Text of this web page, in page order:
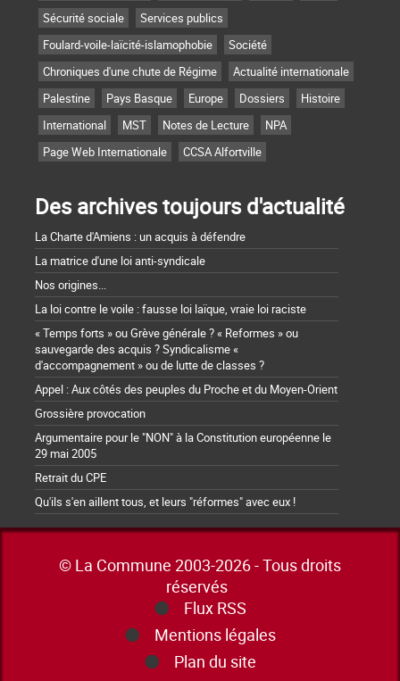
Sécurité sociale
Services publics
Foulard-voile-laïcité-islamophobie
Société
Chroniques d'une chute de Régime
Actualité internationale
Palestine
Pays Basque Europe Dossiers
Histoire
International
MST Notes de Lecture
NPA
Page Web Internationale
CCSA Alfortville
Des archives toujours d'actualité
La Charte d'Amiens : un acquis à défendre
La matrice d'une loi anti-syndicale
Nos origines...
La loi contre le voile : fausse loi laïque, vraie loi raciste
« Temps forts » ou Grève générale ? « Reformes » ou
sauvegarde des acquis ? Syndicalisme «
d'accompagnement » ou de lutte de classes ?
Appel : Aux côtés des peuples du Proche et du Moyen-Orient
Grossière provocation
Argumentaire pour le "NON" à la Constitution européenne le
29 mai 2005
Retrait du CPE
Qu'ils s'en aillent tous, et leurs "réformes" avec eux !
© La Commune 2003-2026 - Tous droits
réservés
Flux RSS
Mentions légales
Plan du site